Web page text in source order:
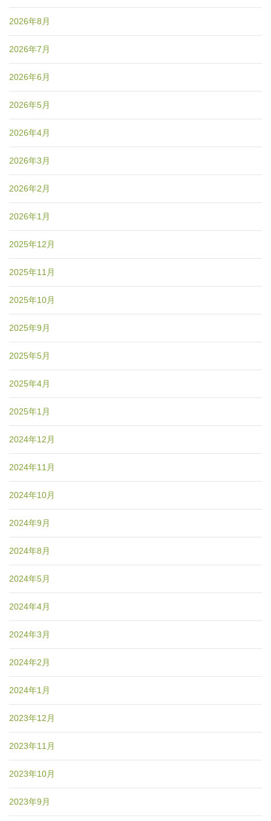
2026年8月
2026年7月
2026年6月
2026年5月
2026年4月
2026年3月
2026年2月
2026年1月
2025年12月
2025年11月
2025年10月
2025年9月
2025年5月
2025年4月
2025年1月
2024年12月
2024年11月
2024年10月
2024年9月
2024年8月
2024年5月
2024年4月
2024年3月
2024年2月
2024年1月
2023年12月
2023年11月
2023年10月
2023年9月